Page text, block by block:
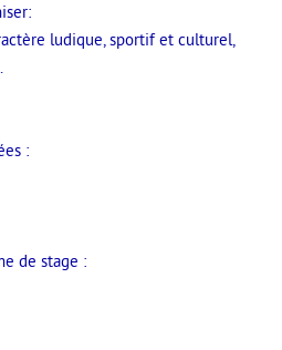
ludique, sportif et culturel,
:
de stage :